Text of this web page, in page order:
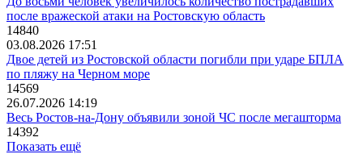
после вражеской атаки на Ростовскую область
14840
03.08.2026 17:51
Двое детей из Ростовской области погибли при ударе БПЛА
по пляжу на Черном море
14569
26.07.2026 14:19
Весь Ростов-на-Дону объявили зоной ЧС после мегашторма
14392
Показать ещё